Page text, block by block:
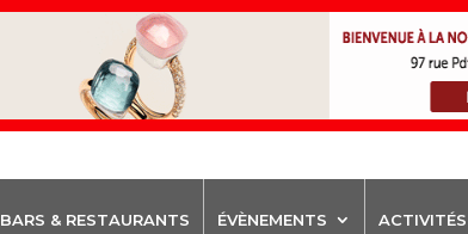
BARS & RESTAURANTS ÉVÈNEMENTS ACTIVITÉS